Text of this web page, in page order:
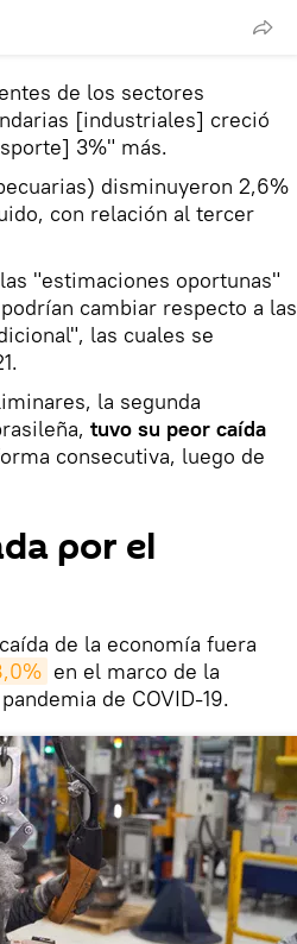
de los sectores
[industriales] creció
3%" más.
disminuyeron 2,6%
con relación al tercer
"estimaciones oportunas"
cambiar respecto a las
las cuales se
la segunda
tuvo su peor caída
consecutiva, luego de
por el
de la economía fuera
en el marco de la
de COVID-19.